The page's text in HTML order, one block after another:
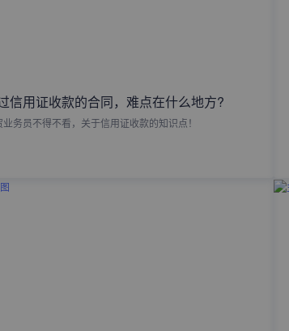
信用证收款的合同，难点在什么地方?
业务员不得不看，关于信用证收款的知识点！